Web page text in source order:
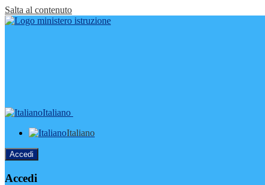
Salta al contenuto
Italiano
Italiano
Accedi
Accedi